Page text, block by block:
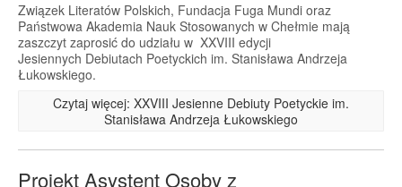
Związek Literatów Polskich, Fundacja Fuga Mundi oraz
Państwowa Akademia Nauk Stosowanych w Chełmie mają
zaszczyt zaprosić do udziału w XXVIII edycji
Jesiennych Debiutach Poetyckich im. Stanisława Andrzeja
Łukowskiego.
Czytaj więcej: XXVIII Jesienne Debiuty Poetyckie im.
Stanisława Andrzeja Łukowskiego
Projekt Asystent Osoby z